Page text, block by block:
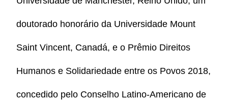
doutorado honorário da Universidade Mount
Saint Vincent, Canadá, e o Prêmio Direitos
Humanos e Solidariedade entre os Povos 2018,
concedido pelo Conselho Latino-Americano de